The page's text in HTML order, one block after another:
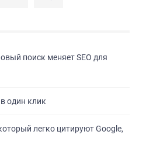
поиск меняет SEO для
один клик
легко цитируют Google,